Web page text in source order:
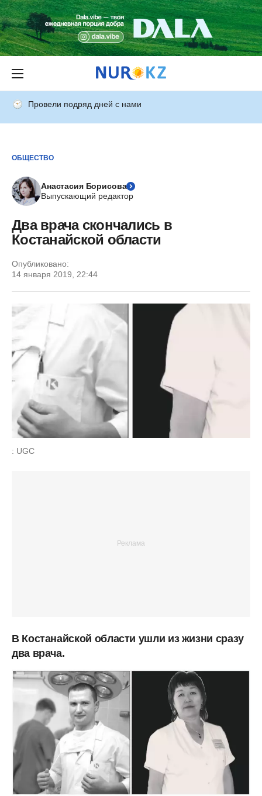
Провели подряд дней с нами
ОБЩЕСТВО
Анастасия Борисова
Выпускающий редактор
Два врача скончались в
Костанайской области
Опубликовано:
14 января 2019, 22:44
: UGC
В Костанайской области ушли из жизни сразу
два врача.